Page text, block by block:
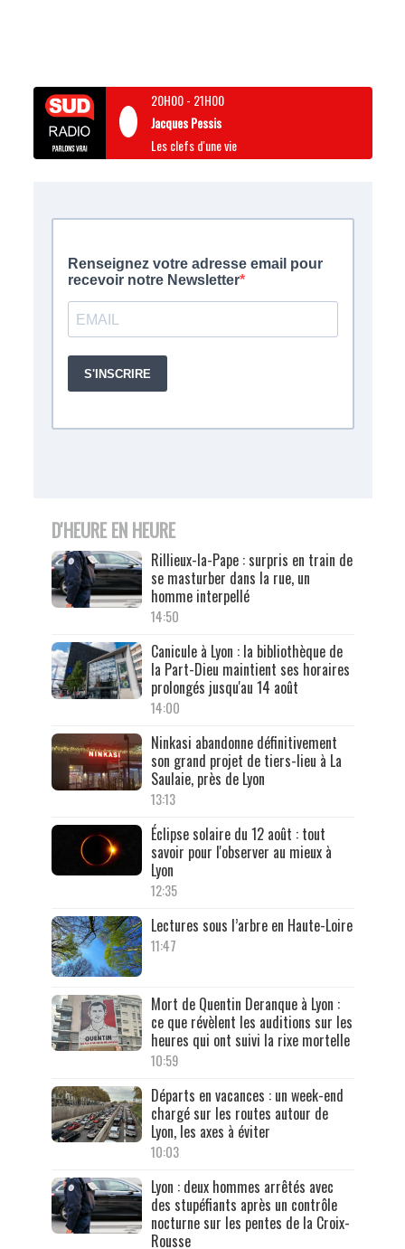
20H00- 21H00
Jacques Pessis
Les clefs d'une vie
D'HEURE EN HEURE
Rillieux-la-Pape : surpris en train de
se masturber dans la rue, un
homme interpellé
14:50
Canicule à Lyon : la bibliothèque de
la Part-Dieu maintient ses horaires
prolongés jusqu'au 14 août
14:00
Ninkasi abandonne définitivement
son grand projet de tiers-lieu à La
Saulaie, près de Lyon
13:13
Éclipse solaire du 12 août : tout
savoir pour l'observer au mieux à
Lyon
12:35
Lectures sous l’arbre en Haute-Loire
11:47
Mort de Quentin Deranque à Lyon :
ce que révèlent les auditions sur les
heures qui ont suivi la rixe mortelle
10:59
Départs en vacances : un week-end
chargé sur les routes autour de
Lyon, les axes à éviter
10:03
Lyon : deux hommes arrêtés avec
des stupéfiants après un contrôle
nocturne sur les pentes de la Croix-
Rousse